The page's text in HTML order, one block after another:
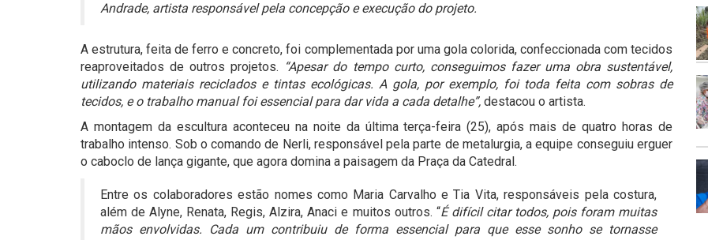
Andrade, artista responsável pela concepção e execução do projeto.
A estrutura, feita de ferro e concreto, foi complementada por uma gola colorida, confeccionada com tecidos
reaproveitados de outros projetos. “Apesar do tempo curto, conseguimos fazer uma obra sustentável,
utilizando materiais reciclados e tintas ecológicas. A gola, por exemplo, foi toda feita com sobras de
tecidos, e o trabalho manual foi essencial para dar vida a cada detalhe”, destacou o artista.
A montagem da escultura aconteceu na noite da última terça-feira (25), após mais de quatro horas de
trabalho intenso. Sob o comando de Nerli, responsável pela parte de metalurgia, a equipe conseguiu erguer
o caboclo de lança gigante, que agora domina a paisagem da Praça da Catedral.
Entre os colaboradores estão nomes como Maria Carvalho e Tia Vita, responsáveis pela costura,
além de Alyne, Renata, Regis, Alzira, Anaci e muitos outros. “É difícil citar todos, pois foram muitas
mãos envolvidas. Cada um contribuiu de forma essencial para que esse sonho se tornasse